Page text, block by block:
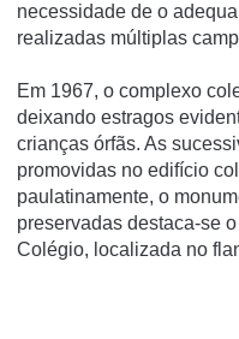
necessidade de o
realizadas múltiplas
Em 1967, o complexo
deixando estragos
crianças órfãs. As
promovidas no edifício
paulatinamente, o
preservadas destaca-se
Colégio, localizada no